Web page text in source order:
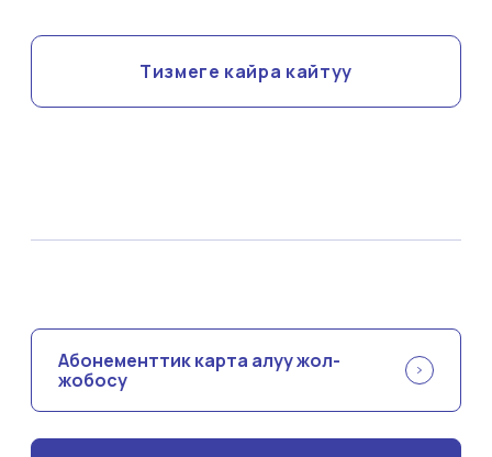
Тизмеге кайра кайтуу
Абонементтик карта алуу жол-
жобосу